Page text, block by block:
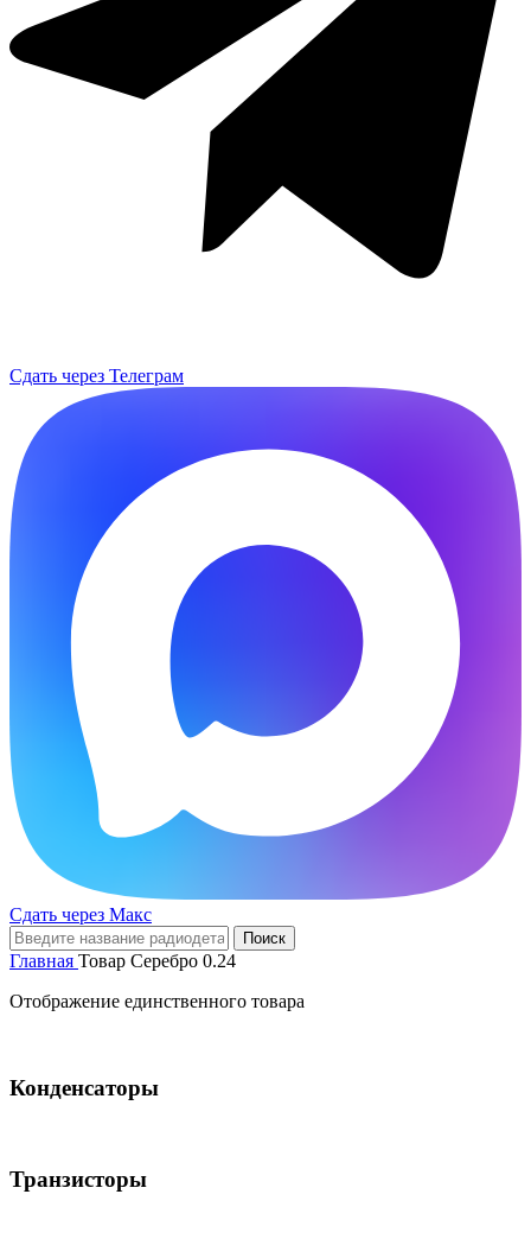
Сдать через Телеграм
Сдать через Макс
Поиск
Главная Товар Серебро 0.24
Отображение единственного товара
Конденсаторы
Транзисторы